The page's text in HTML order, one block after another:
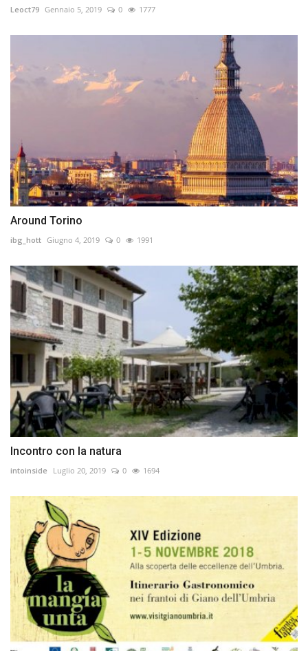
Leoct79 Gennaio 5, 2019 0 1777
Around Torino
ibg_hott Giugno 4, 2019 0 1991
Incontro con la natura
intoinside Luglio 20, 2019 0 1694